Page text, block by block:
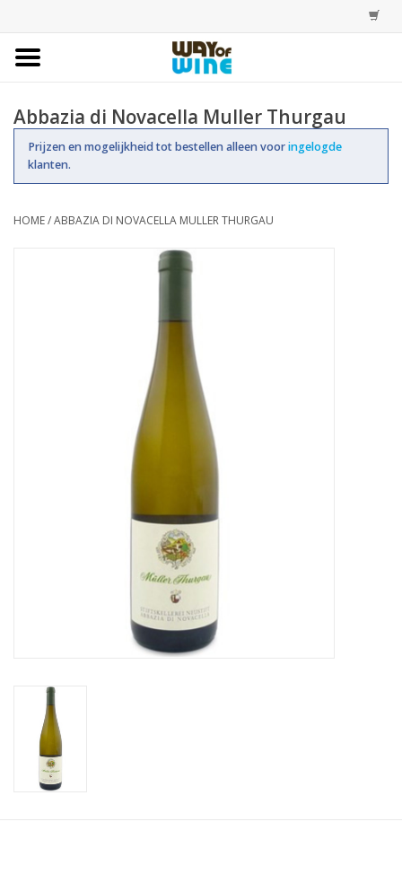
Bestellingen
Assortiment
Abbazia di Novacella Muller Thurgau
Prijzen en mogelijkheid tot bestellen alleen vooringelogde
klanten.
HOME/ABBAZIA DI NOVACELLA MULLER THURGAU